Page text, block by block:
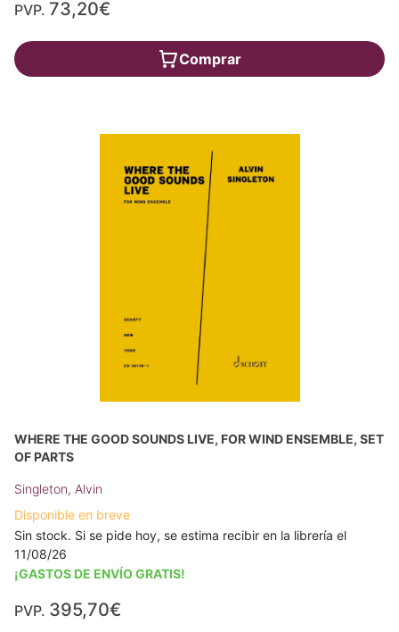
PVP. 73,20€
Comprar
WHERE THE GOOD SOUNDS LIVE, FOR WIND ENSEMBLE, SET
OF PARTS
Singleton, Alvin
Disponible en breve
Sin stock. Si se pide hoy, se estima recibir en la librería el
11/08/26
¡GASTOS DE ENVÍO GRATIS!
PVP. 395,70€